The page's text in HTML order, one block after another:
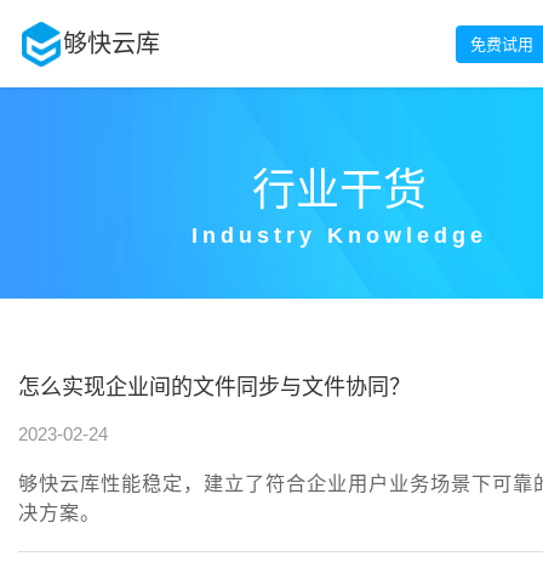
够快云库 免费试用
行业干货
Industry Knowledge
怎么实现企业间的文件同步与文件协同？
2023-02-24
够快云库性能稳定，建立了符合企业用户业务场景下可靠
决方案。